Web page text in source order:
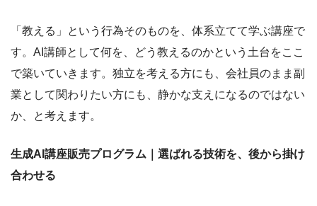
「教える」という行為そのものを、体系立てて学ぶ講座で
す。AI講師として何を、どう教えるのかという土台をここ
で築いていきます。独立を考える方にも、会社員のまま副
業として関わりたい方にも、静かな支えになるのではない
か、と考えます。
生成AI講座販売プログラム｜選ばれる技術を、後から掛け
合わせる